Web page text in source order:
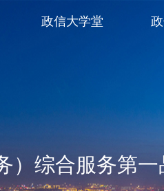
）综合服务第一
政信大学堂